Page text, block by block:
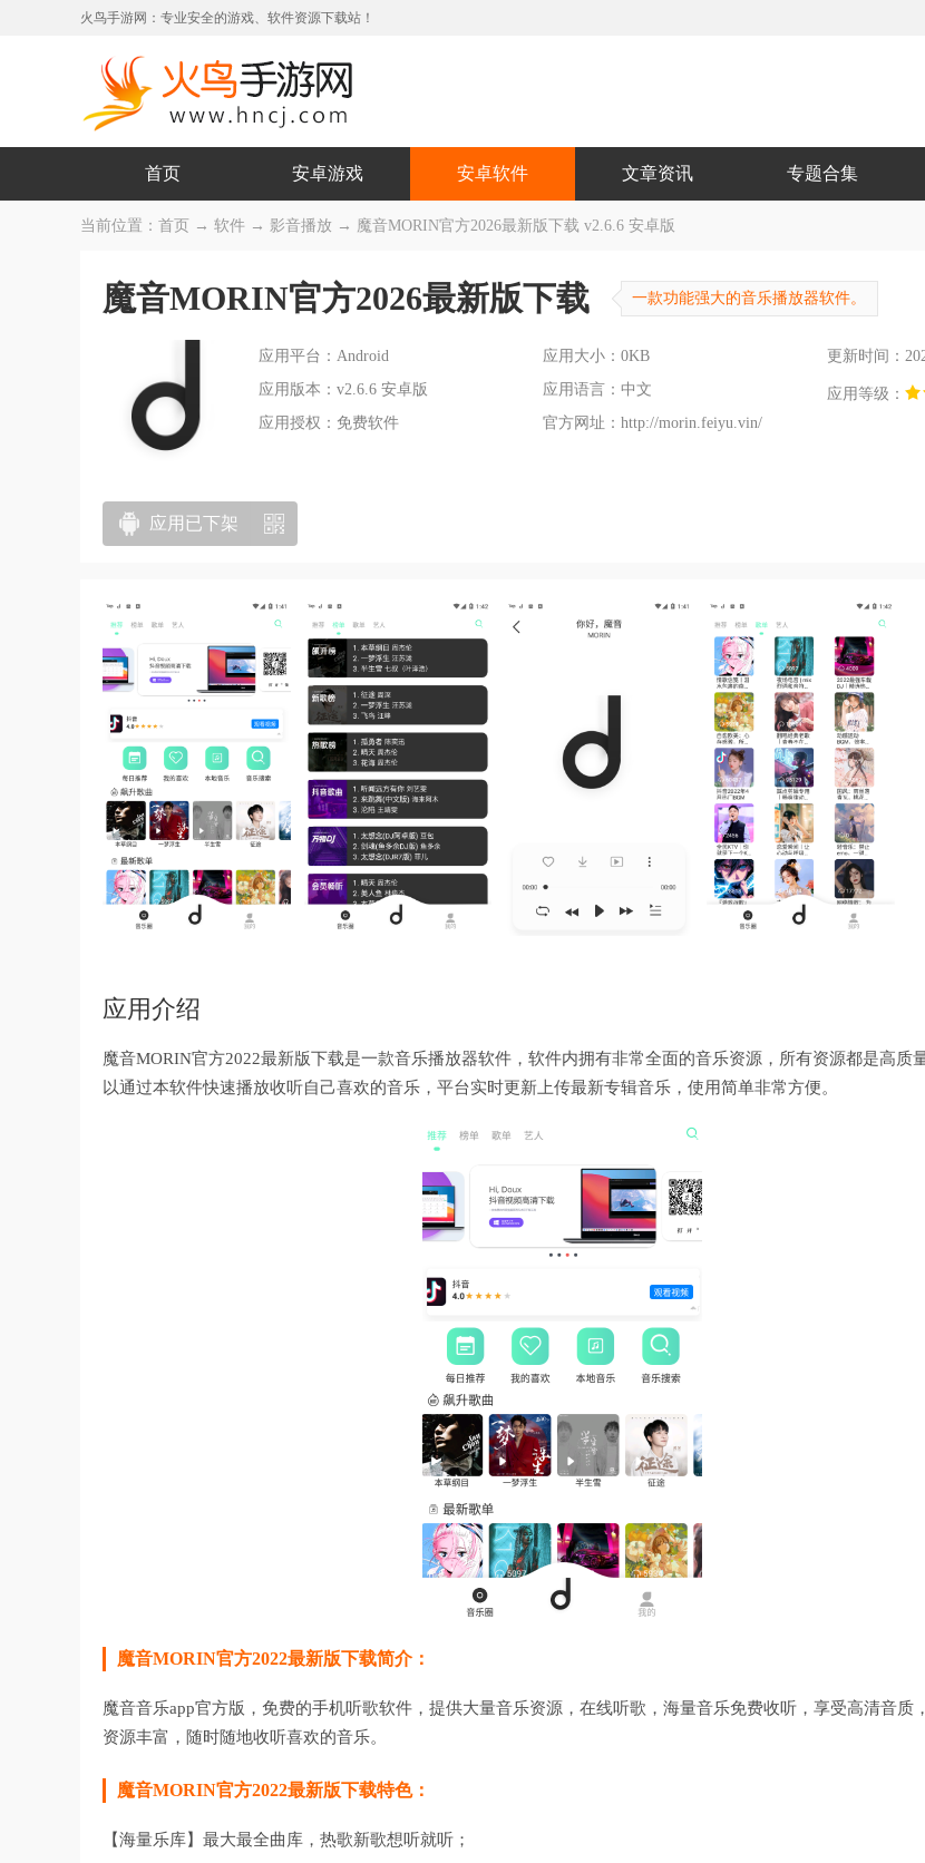
火鸟手游网：专业安全的游戏、软件资源下载站！
首页 安卓游戏 安卓软件 文章资讯 专题合集
当前位置： 首页 → 软件 → 影音播放 → 魔音MORIN官方2026最新版下载 v2.6.6 安卓版
魔音MORIN官方2026最新版下载 一款功能强大的音乐播放器软件。
应用平台：Android 应用大小：0KB
更新时间：
应用版本：v2.6.6 安卓版
应用语言：中文
应用等级：
应用授权：免费软件
官方网址： http://morin.feiyu.vin/
应用已下架
应用介绍
魔音MORIN官方2022最新版下载是一款音乐播放器软件，软件内拥有非常全面的音乐资源，所有资源都是高质
以通过本软件快速播放收听自己喜欢的音乐，平台实时更新上传最新专辑音乐，使用简单非常方便。
魔音MORIN官方2022最新版下载简介：
魔音音乐app官方版，免费的手机听歌软件，提供大量音乐资源，在线听歌，海量音乐免费收听，享受高清音质
资源丰富，随时随地收听喜欢的音乐。
魔音MORIN官方2022最新版下载特色：
【海量乐库】最大最全曲库，热歌新歌想听就听；